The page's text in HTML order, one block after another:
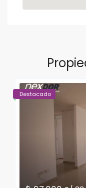
Destacado